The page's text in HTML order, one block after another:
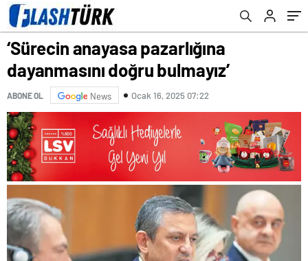
‘Sürecin anayasa pazarlığına
dayanmasını doğru bulmayız’
ABONE OL News Ocak 16, 2025 07:22